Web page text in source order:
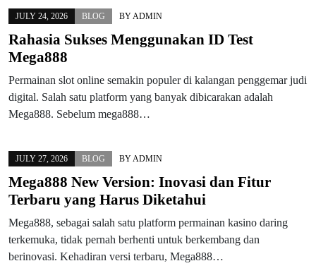
JULY 24, 2026 BLOG BY ADMIN
Rahasia Sukses Menggunakan ID Test
Mega888
Permainan slot online semakin populer di kalangan penggemar judi
digital. Salah satu platform yang banyak dibicarakan adalah
Mega888. Sebelum mega888…
JULY 27, 2026 BLOG BY ADMIN
Mega888 New Version: Inovasi dan Fitur
Terbaru yang Harus Diketahui
Mega888, sebagai salah satu platform permainan kasino daring
terkemuka, tidak pernah berhenti untuk berkembang dan
berinovasi. Kehadiran versi terbaru, Mega888…